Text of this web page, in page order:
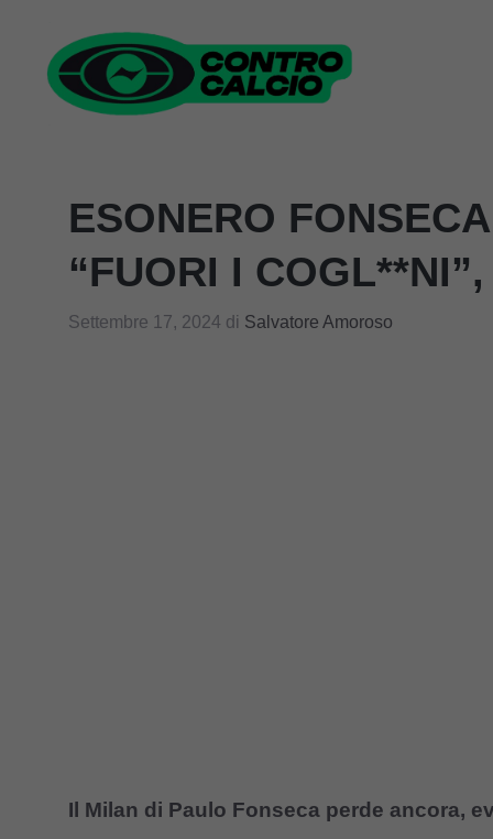
contenuto
ESONERO
“FUORI I
Settembre 17, 2024 di Salvatore Amoroso
Il Milan di Paulo Fonseca perde ancora,